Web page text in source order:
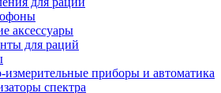
аксессуары
для раций
измерительные приборы и автоматика
спектра